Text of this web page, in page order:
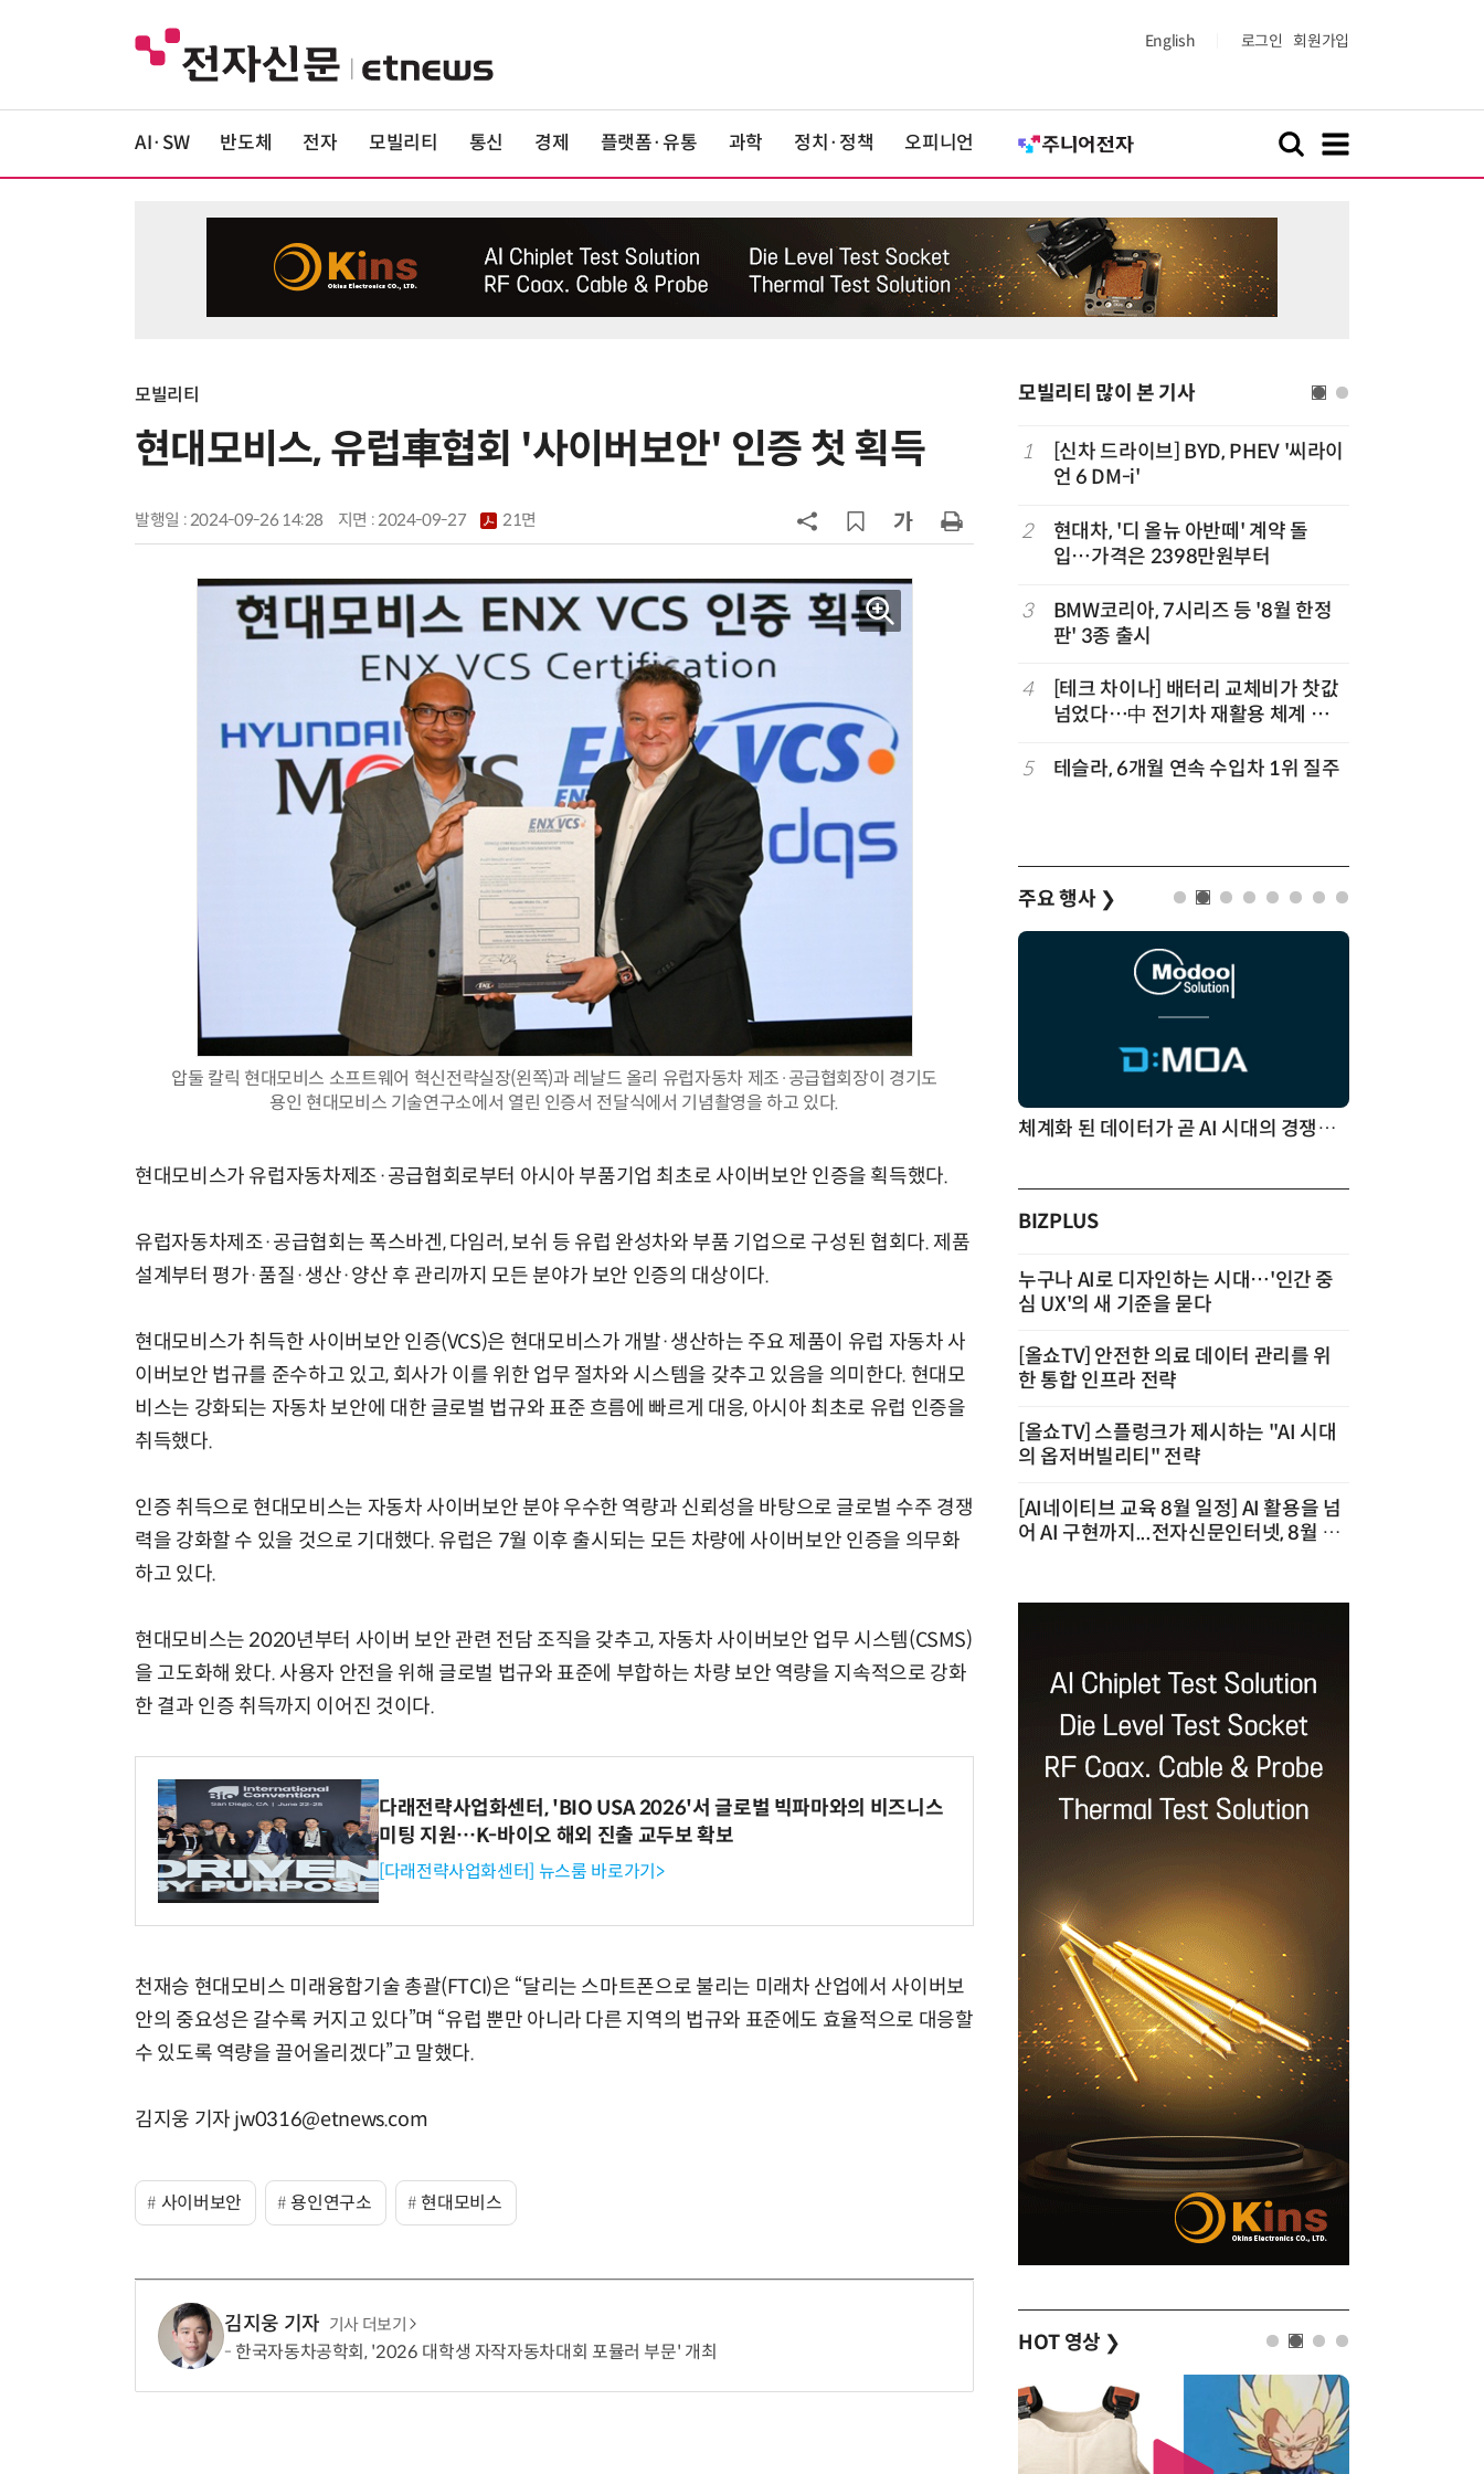
English 로그인 회원가입
AI·SW 반도체 전자 모빌리티 통신 경제 플랫폼·유통 과학 정치·정책 오피니언
모빌리티
현대모비스, 유럽車협회 '사이버보안' 인증 첫 획득
발행일 : 2024-09-26 14:28 지면 :2024-09-27 21면
압둘 칼릭 현대모비스 소프트웨어 혁신전략실장(왼쪽)과 레날드 올리 유럽자동차 제조·공급협회장이 경기도
용인 현대모비스 기술연구소에서 열린 인증서 전달식에서 기념촬영을 하고 있다.
현대모비스가 유럽자동차제조·공급협회로부터 아시아 부품기업 최초로 사이버보안 인증을 획득했다.
유럽자동차제조·공급협회는 폭스바겐, 다임러, 보쉬 등 유럽 완성차와 부품 기업으로 구성된 협회다. 제품
설계부터 평가·품질·생산·양산 후 관리까지 모든 분야가 보안 인증의 대상이다.
현대모비스가 취득한 사이버보안 인증(VCS)은 현대모비스가 개발·생산하는 주요 제품이 유럽 자동차 사
이버보안 법규를 준수하고 있고, 회사가 이를 위한 업무 절차와 시스템을 갖추고 있음을 의미한다. 현대모
비스는 강화되는 자동차 보안에 대한 글로벌 법규와 표준 흐름에 빠르게 대응, 아시아 최초로 유럽 인증을
취득했다.
인증 취득으로 현대모비스는 자동차 사이버보안 분야 우수한 역량과 신뢰성을 바탕으로 글로벌 수주 경쟁
력을 강화할 수 있을 것으로 기대했다. 유럽은 7월 이후 출시되는 모든 차량에 사이버보안 인증을 의무화
하고 있다.
현대모비스는 2020년부터 사이버 보안 관련 전담 조직을 갖추고, 자동차 사이버보안 업무 시스템(CSMS)
을 고도화해 왔다. 사용자 안전을 위해 글로벌 법규와 표준에 부합하는 차량 보안 역량을 지속적으로 강화
한 결과 인증 취득까지 이어진 것이다.
다래전략사업화센터, 'BIO USA 2026'서 글로벌 빅파마와의 비즈니스
미팅 지원…K-바이오 해외 진출 교두보 확보
[다래전략사업화센터] 뉴스룸 바로가기>
천재승 현대모비스 미래융합기술 총괄(FTCI)은 “달리는 스마트폰으로 불리는 미래차 산업에서 사이버보
안의 중요성은 갈수록 커지고 있다”며 “유럽 뿐만 아니라 다른 지역의 법규와 표준에도 효율적으로 대응할
수 있도록 역량을 끌어올리겠다”고 말했다.
김지웅 기자 jw0316@etnews.com
사이버보안 용인연구소 현대모비스
김지웅 기자 기사 더보기
한국자동차공학회, '2026 대학생 자작자동차대회 포뮬러 부문' 개최
모빌리티 많이 본 기사
6
중국산 車 수입 1년 새 2배…獨 제치
신차 쏟아내는 수입차, 최대 실적 찍
8
[클릭! 이차] 애스턴마틴 '헤리티지
에디션'
9
[정구민의 테크읽기] 휴머노이드가
열어가는 디스플레이 산업의 새로운
기회
10
한국자동차공학회, '2026 대학생 자
작자동차대회 포뮬러 부문' 개최
1
[신차 드라이브] BYD, PHEV '씨라이
언 6 DM-i'
2
현대차, '디 올뉴 아반떼' 계약 돌
입…가격은 2398만원부터
3
BMW코리아, 7시리즈 등 '8월 한정
판' 3종 출시
4
[테크 차이나] 배터리 교체비가 찻값
넘었다…中 전기차 재활용 체계 시
5
테슬라, 6개월 연속 수입차 1위 질주
주요 행사 ❯
체계화 된 데이터가 곧 AI 시대의 경쟁력이다
BIZPLUS
누구나 AI로 디자인하는 시대…'인간 중
심 UX'의 새 기준을 묻다
[올쇼TV] 안전한 의료 데이터 관리를 위
한 통합 인프라 전략
[올쇼TV] 스플렁크가 제시하는 "AI 시대
의 옵저버빌리티" 전략
[AI네이티브 교육 8월 일정] AI 활용을 넘
어 AI 구현까지...전자신문인터넷, 8월 실
HOT 영상 ❯